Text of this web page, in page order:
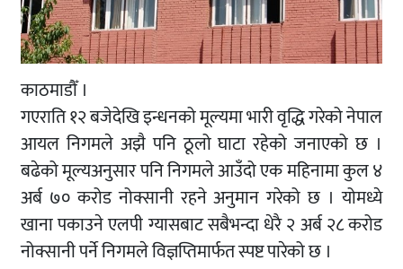
काठमाडौँ ।
गएराति १२ बजेदेखि इन्धनको मूल्यमा भारी वृद्धि गरेको नेपाल
आयल निगमले अझै पनि ठूलो घाटा रहेको जनाएको छ ।
बढेको मूल्यअनुसार पनि निगमले आउँदो एक महिनामा कुल ४
अर्ब ७० करोड नोक्सानी रहने अनुमान गरेको छ । योमध्ये
खाना पकाउने एलपी ग्यासबाट सबैभन्दा धेरै २ अर्ब २८ करोड
नोक्सानी पर्ने निगमले विज्ञप्तिमार्फत स्पष्ट पारेको छ ।